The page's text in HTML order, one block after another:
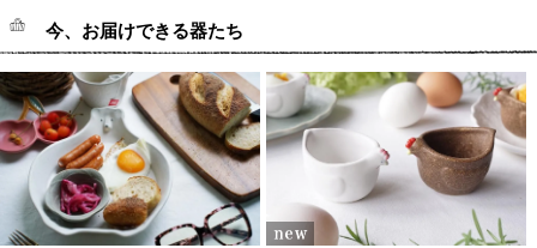
今、お届けできる器たち